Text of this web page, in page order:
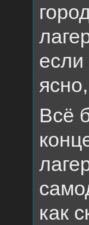
если
Всё
как